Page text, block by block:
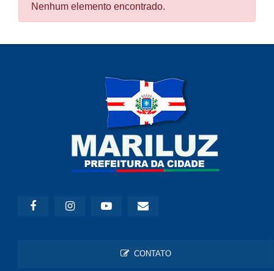
Nenhum elemento encontrado.
CONTATO